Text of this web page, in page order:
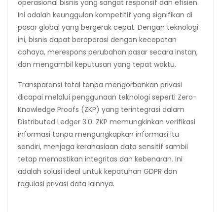
operasional bisnis yang sangat responsif dan efisien.
Ini adalah keunggulan kompetitif yang signifikan di
pasar global yang bergerak cepat. Dengan teknologi
ini, bisnis dapat beroperasi dengan kecepatan
cahaya, merespons perubahan pasar secara instan,
dan mengambil keputusan yang tepat waktu.
Transparansi total tanpa mengorbankan privasi
dicapai melalui penggunaan teknologi seperti Zero-
Knowledge Proofs (ZKP) yang terintegrasi dalam
Distributed Ledger 3.0. ZKP memungkinkan verifikasi
informasi tanpa mengungkapkan informasi itu
sendiri, menjaga kerahasiaan data sensitif sambil
tetap memastikan integritas dan kebenaran. Ini
adalah solusi ideal untuk kepatuhan GDPR dan
regulasi privasi data lainnya.